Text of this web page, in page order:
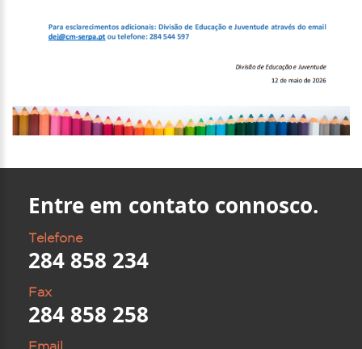
Entre em contato connosco.
Telefone
284 858 234
Fax
284 858 258
Email